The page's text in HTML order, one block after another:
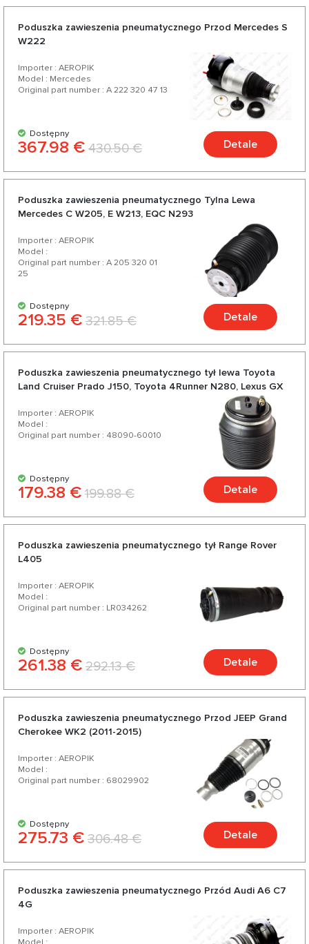
Poduszka zawieszenia pneumatycznego Przod Mercedes S
W222
Importer : AEROPIK
Model : Mercedes
Original part number : A 222 320 47 13
Dostępny
367.98 € 430.50 € Detale
Poduszka zawieszenia pneumatycznego Tylna Lewa
Mercedes C W205, E W213, EQC N293
Importer : AEROPIK
Model :
Original part number : A 205 320 01
25
Dostępny
219.35 € 321.85 € Detale
Poduszka zawieszenia pneumatycznego tył lewa Toyota
Land Cruiser Prado J150, Toyota 4Runner N280, Lexus GX
Importer : AEROPIK
Model :
Original part number : 48090-60010
Dostępny
179.38 € 199.88 € Detale
Poduszka zawieszenia pneumatycznego tył Range Rover
L405
Importer : AEROPIK
Model :
Original part number : LR034262
Dostępny
261.38 € 292.13 € Detale
Poduszka zawieszenia pneumatycznego Przod JEEP Grand
Cherokee WK2 (2011-2015)
Importer : AEROPIK
Model :
Original part number : 68029902
Dostępny
275.73 € 306.48 € Detale
Poduszka zawieszenia pneumatycznego Przód Audi A6 C7
4G
Importer : AEROPIK